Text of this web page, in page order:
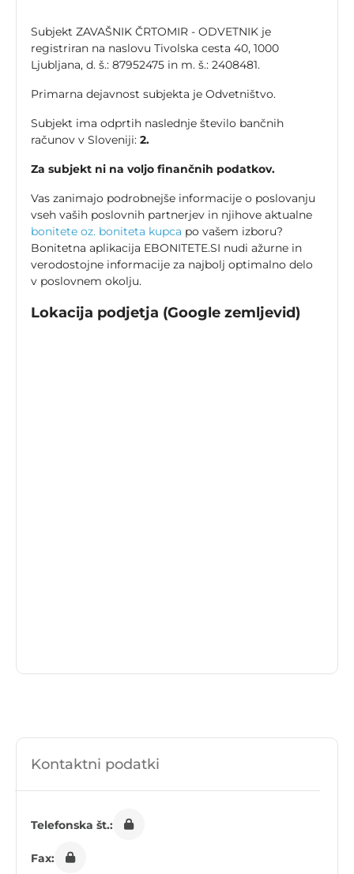
Subjekt ZAVAŠNIK ČRTOMIR - ODVETNIK je
registriran na naslovu Tivolska cesta 40, 1000
Ljubljana, d. š.: 87952475 in m. š.: 2408481.
Primarna dejavnost subjekta je Odvetništvo.
Subjekt ima odprtih naslednje število bančnih
računov v Sloveniji: 2.
Za subjekt ni na voljo finančnih podatkov.
Vas zanimajo podrobnejše informacije o poslovanju
vseh vaših poslovnih partnerjev in njihove aktualne
bonitete oz. boniteta kupca po vašem izboru?
Bonitetna aplikacija EBONITETE.SI nudi ažurne in
verodostojne informacije za najbolj optimalno delo
v poslovnem okolju.
Lokacija podjetja (Google zemljevid)
Kontaktni podatki
Telefonska št.:
Fax: